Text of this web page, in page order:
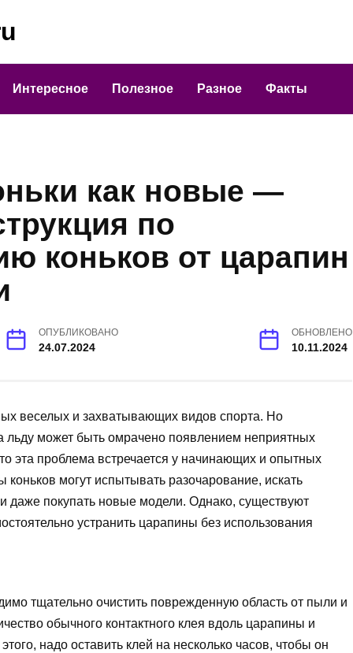
Интересное Полезное Разное Факты
как новые —
по
коньков от царапин
ОПУБЛИКОВАНО
24.07.2024
ОБНОВЛЕНО
10.11.2024
веселых и захватывающих видов спорта. Но
льду может быть омрачено появлением неприятных
эта проблема встречается у начинающих и опытных
коньков могут испытывать разочарование, искать
даже покупать новые модели. Однако, существуют
устранить царапины без использования
тщательно очистить поврежденную область от пыли и
обычного контактного клея вдоль царапины и
надо оставить клей на несколько часов, чтобы он